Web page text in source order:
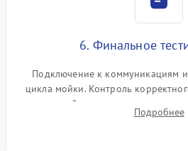
6. Финальное
Подключение к коммуникациям и
цикла мойки. Контроль
до нужной температуры,
штатного слива и абсолютной
Подробнее